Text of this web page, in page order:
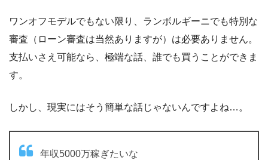
ワンオフモデルでもない限り、ランボルギーニでも特別な
審査（ローン審査は当然ありますが）は必要ありません。
支払いさえ可能なら、極端な話、誰でも買うことができま
す。
しかし、現実にはそう簡単な話じゃないんですよね…。
年収5000万稼ぎたいな